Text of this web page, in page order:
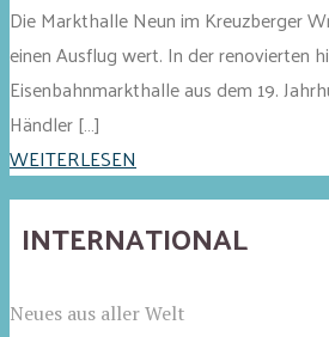
Die Markthalle Neun im Kreuzberger
einen Ausflug wert. In der renovierten
Eisenbahnmarkthalle aus dem 19.
Händler […]
WEITERLESEN
INTERNATIONAL
Neues aus aller Welt